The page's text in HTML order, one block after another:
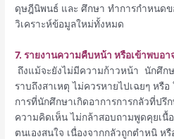
ดุษฎีนิพนธ์ และ ศึกษา ทำการกำหนด
วิเคราะห์ข้อมูลใหม่ทั้งหมด
7. รายงานความคืบหน้า หรือเข้าพบอ
ถึงแม้จะยังไม่มีความก้าวหน้า นักศึก
ราบถึงสาเหตุ ไม่ควรหายไปเฉยๆ หรื
การที่นักศึกษาเกิดอาการการกลัวที่ปรึ
ความคิดเห็น ไม่กล้าสอบถามพูดคุยเนื้
ตนเองสนใจ เนื่องจากกลัวถูกตำหนิ ห